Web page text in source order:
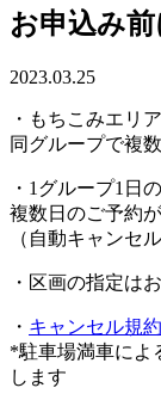
お申込み
2023.03.25
・もちこみエリ
同グループで複
・1グループ1日
複数日のご予約
（自動キャンセ
・区画の指定は
・ キャンセル規
*駐車場満車によ
します